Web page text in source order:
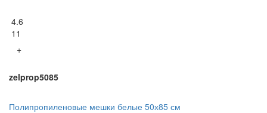
4.6
11
+
zelprop5085
Полипропиленовые мешки белые 50х85 см